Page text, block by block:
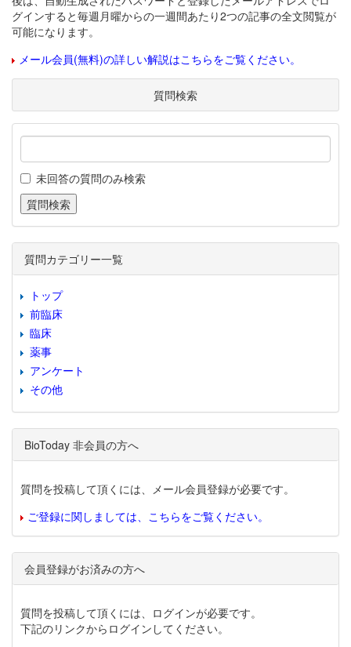
グインすると毎週月曜からの一週間あたり2つの記事の全文閲覧が
可能になります。
メール会員(無料)の詳しい解説はこちらをご覧ください。
質問検索
未回答の質問のみ検索
質問カテゴリー一覧
トップ
前臨床
臨床
薬事
アンケート
その他
BioToday 非会員の方へ
質問を投稿して頂くには、メール会員登録が必要です。
ご登録に関しましては、こちらをご覧ください。
会員登録がお済みの方へ
質問を投稿して頂くには、ログインが必要です。
下記のリンクからログインしてください。